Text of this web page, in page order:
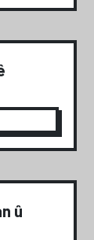
û